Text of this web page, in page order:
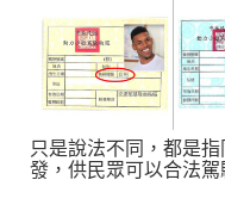
只是說法不同，都是
發，供民眾可以合法